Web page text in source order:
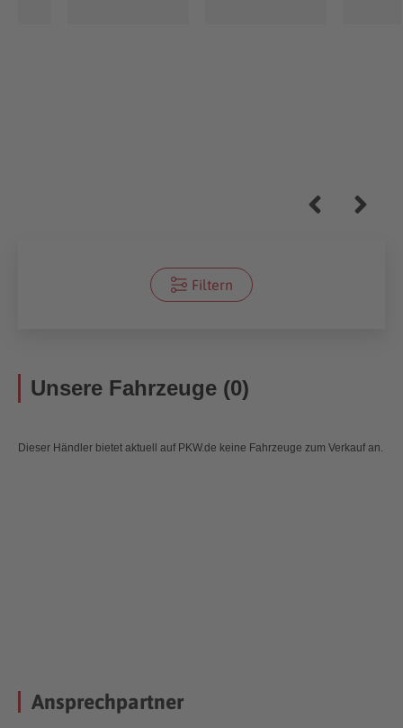
Filtern
Unsere Fahrzeuge (0)
Dieser Händler bietet aktuell auf PKW.de keine Fahrzeuge zum Verkauf an.
Ansprechpartner